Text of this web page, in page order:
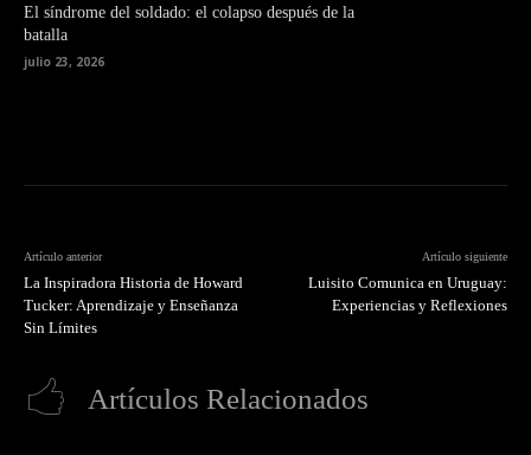
El síndrome del soldado: el colapso después de la
batalla
julio 23, 2026
Artículo anterior
La Inspiradora Historia de Howard
Tucker: Aprendizaje y Enseñanza
Sin Límites
Artículo siguiente
Luisito Comunica en Uruguay:
Experiencias y Reflexiones
Artículos Relacionados